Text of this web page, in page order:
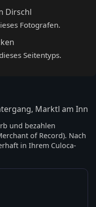
Dirschl
Fotografen.
Seitentyps.
Marktl am Inn
und bezahlen
of Record). Nach
in Ihrem Culoca-